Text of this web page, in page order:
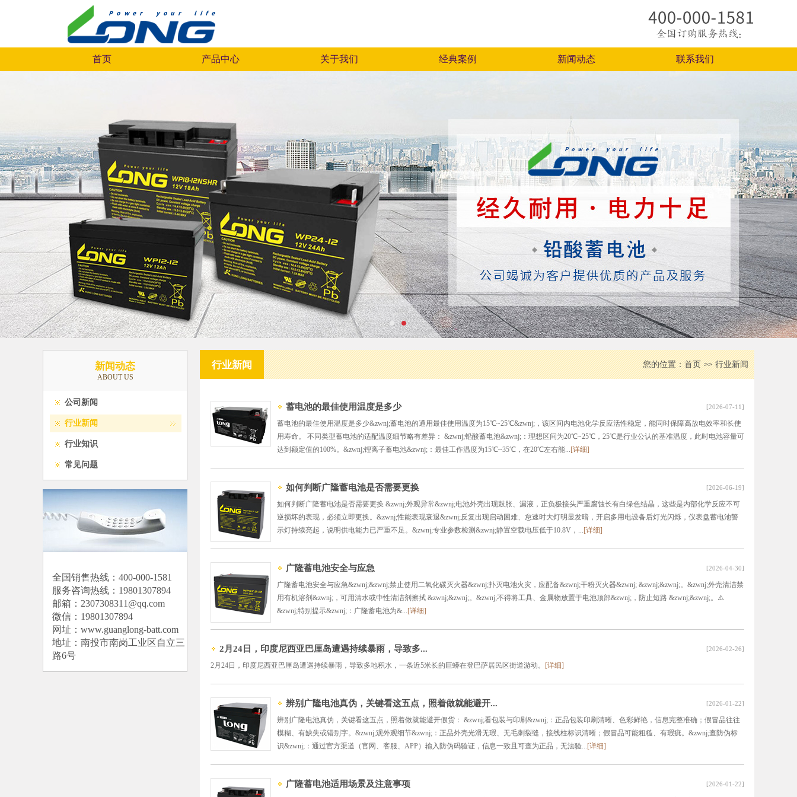
首页 产品中心 关于我们 经典案例 新闻动态 联系我们
新闻动态
ABOUT US
公司新闻
行业新闻
行业知识
常见问题
全国销售热线：400-000-1581
服务咨询热线：19801307894
邮箱：2307308311@qq.com
微信：19801307894
网址： www.guanglong-batt.com
地址：南投市南岗工业区自立三
路6号
您的位置：首页 >> 行业新闻
行业新闻
[2026-07-11]
蓄电池的最佳使用温度是多少
蓄电池的最佳使用温度是多少&zwnj;蓄电池的通用最佳使用温度为15℃~25℃&zwnj;，该区间内电池化学反应活性稳定，能同时保障高放电效率和长使
用寿命。 不同类型蓄电池的适配温度细节略有差异： &zwnj;铅酸蓄电池&zwnj;：理想区间为20℃~25℃，25℃是行业公认的基准温度，此时电池容量可
达到额定值的100%。&zwnj;锂离子蓄电池&zwnj;：最佳工作温度为15℃~35℃，在20℃左右能...[详细]
[2026-06-19]
如何判断广隆蓄电池是否需要更换
如何判断广隆蓄电池是否需要更换 &zwnj;外观异常&zwnj;电池外壳出现鼓胀、漏液，正负极接头严重腐蚀长有白绿色结晶，这些是内部化学反应不可
逆损坏的表现，必须立即更换。&zwnj;性能表现衰退&zwnj;反复出现启动困难、怠速时大灯明显发暗，开启多用电设备后灯光闪烁，仪表盘蓄电池警
示灯持续亮起，说明供电能力已严重不足。&zwnj;专业参数检测&zwnj;静置空载电压低于10.8V，...[详细]
[2026-04-30]
广隆蓄电池安全与应急‌
广隆蓄电池安全与应急&zwnj;&zwnj;禁止使用二氧化碳灭火器&zwnj;扑灭电池火灾，应配备&zwnj;干粉灭火器&zwnj; &zwnj;&zwnj;。&zwnj;外壳清洁禁
用有机溶剂&zwnj;，可用清水或中性清洁剂擦拭 &zwnj;&zwnj;。&zwnj;不得将工具、金属物放置于电池顶部&zwnj;，防止短路 &zwnj;&zwnj;。⚠️
&zwnj;特别提示&zwnj;：广隆蓄电池为&...[详细]
[2026-02-26]
2月24日，印度尼西亚巴厘岛遭遇持续暴雨，导致多...
2月24日，印度尼西亚巴厘岛遭遇持续暴雨，导致多地积水，一条近5米长的巨蟒在登巴萨居民区街道游动。 [详细]
[2026-01-22]
辨别广隆电池真伪，关键看这五点，照着做就能避开...
辨别广隆电池真伪，关键看这五点，照着做就能避开假货： &zwnj;看包装与印刷&zwnj;：正品包装印刷清晰、色彩鲜艳，信息完整准确；假冒品往往
模糊、有缺失或错别字。&zwnj;观外观细节&zwnj;：正品外壳光滑无瑕、无毛刺裂缝，接线柱标识清晰；假冒品可能粗糙、有瑕疵。&zwnj;查防伪标
识&zwnj;：通过官方渠道（官网、客服、APP）输入防伪码验证，信息一致且可查为正品，无法验...[详细]
[2026-01-22]
广隆蓄电池适用场景及注意事项